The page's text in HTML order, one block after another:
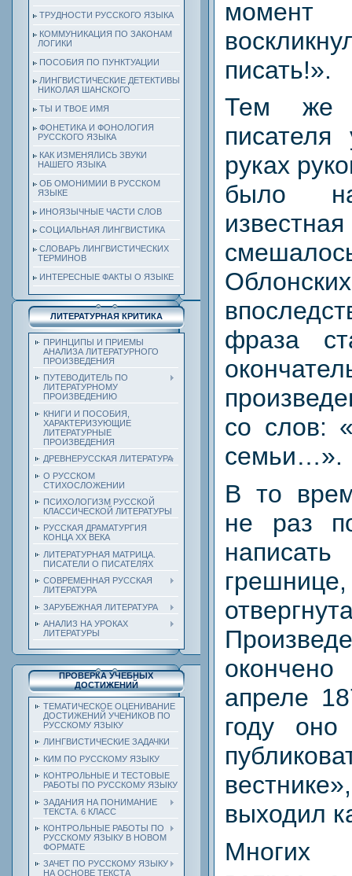
ТРУДНОСТИ РУССКОГО ЯЗЫКА
КОММУНИКАЦИЯ ПО ЗАКОНАМ
ЛОГИКИ
ПОСОБИЯ ПО ПУНКТУАЦИИ
ЛИНГВИСТИЧЕСКИЕ ДЕТЕКТИВЫ
НИКОЛАЯ ШАНСКОГО
ТЫ И ТВОЕ ИМЯ
ФОНЕТИКА И ФОНОЛОГИЯ
РУССКОГО ЯЗЫКА
КАК ИЗМЕНЯЛИСЬ ЗВУКИ
НАШЕГО ЯЗЫКА
ОБ ОМОНИМИИ В РУССКОМ
ЯЗЫКЕ
ИНОЯЗЫЧНЫЕ ЧАСТИ СЛОВ
СОЦИАЛЬНАЯ ЛИНГВИСТИКА
СЛОВАРЬ ЛИНГВИСТИЧЕСКИХ
ТЕРМИНОВ
ИНТЕРЕСНЫЕ ФАКТЫ О ЯЗЫКЕ
ЛИТЕРАТУРНАЯ КРИТИКА
ПРИНЦИПЫ И ПРИЕМЫ
АНАЛИЗА ЛИТЕРАТУРНОГО
ПРОИЗВЕДЕНИЯ
ПУТЕВОДИТЕЛЬ ПО
ЛИТЕРАТУРНОМУ
ПРОИЗВЕДЕНИЮ
КНИГИ И ПОСОБИЯ,
ХАРАКТЕРИЗУЮЩИЕ
ЛИТЕРАТУРНЫЕ
ПРОИЗВЕДЕНИЯ
ДРЕВНЕРУССКАЯ ЛИТЕРАТУРА
О РУССКОМ
СТИХОСЛОЖЕНИИ
ПСИХОЛОГИЗМ РУССКОЙ
КЛАССИЧЕСКОЙ ЛИТЕРАТУРЫ
РУССКАЯ ДРАМАТУРГИЯ
КОНЦА ХХ ВЕКА
ЛИТЕРАТУРНАЯ МАТРИЦА.
ПИСАТЕЛИ О ПИСАТЕЛЯХ
СОВРЕМЕННАЯ РУССКАЯ
ЛИТЕРАТУРА
ЗАРУБЕЖНАЯ ЛИТЕРАТУРА
АНАЛИЗ НА УРОКАХ
ЛИТЕРАТУРЫ
ПРОВЕРКА УЧЕБНЫХ
ДОСТИЖЕНИЙ
ТЕМАТИЧЕСКОЕ ОЦЕНИВАНИЕ
ДОСТИЖЕНИЙ УЧЕНИКОВ ПО
РУССКОМУ ЯЗЫКУ
ЛИНГВИСТИЧЕСКИЕ ЗАДАЧКИ
КИМ ПО РУССКОМУ ЯЗЫКУ
КОНТРОЛЬНЫЕ И ТЕСТОВЫЕ
РАБОТЫ ПО РУССКОМУ ЯЗЫКУ
ЗАДАНИЯ НА ПОНИМАНИЕ
ТЕКСТА. 6 КЛАСС
КОНТРОЛЬНЫЕ РАБОТЫ ПО
РУССКОМУ ЯЗЫКУ В НОВОМ
ФОРМАТЕ
ЗАЧЕТ ПО РУССКОМУ ЯЗЫКУ
НА ОСНОВЕ ТЕКСТА
писать!».
Тем же
руках
было
фраза
со слов:
семьи…».
В то
не раз
апреле
году оно
выходил
Многих